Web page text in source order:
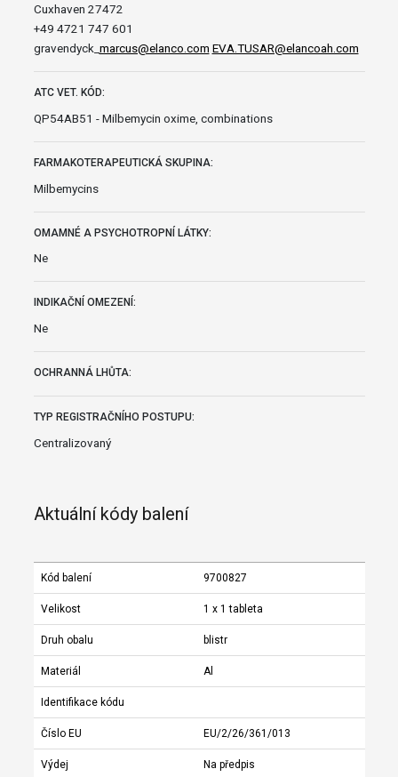
Cuxhaven 27472
+49 4721 747 601
gravendyck_ marcus@elanco.com EVA.TUSAR@elancoah.com
ATC VET. KÓD:
QP54AB51 - Milbemycin oxime, combinations
FARMAKOTERAPEUTICKÁ SKUPINA:
Milbemycins
OMAMNÉ A PSYCHOTROPNÍ LÁTKY:
Ne
INDIKAČNÍ OMEZENÍ:
Ne
OCHRANNÁ LHŮTA:
TYP REGISTRAČNÍHO POSTUPU:
Centralizovaný
Aktuální kódy balení
Kód balení 9700827
Velikost 1 x 1 tableta
Druh obalu blistr
Materiál Al
Identifikace kódu
Číslo EU EU/2/26/361/013
Výdej Na předpis